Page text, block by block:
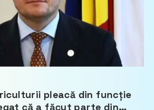
pleacă din funcție
că a făcut parte din